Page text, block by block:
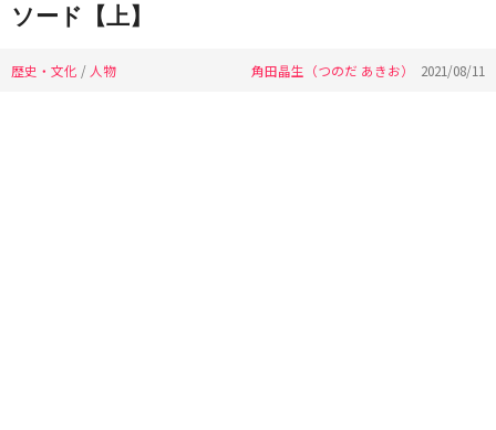
ソード【上】
歴史・文化 / 人物 角田晶生（つのだ あきお） 2021/08/11